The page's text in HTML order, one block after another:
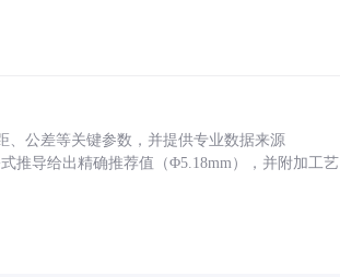
、公差等关键参数，并提供专业数据来源
推导给出精确推荐值（Φ5.18mm），并附加工艺